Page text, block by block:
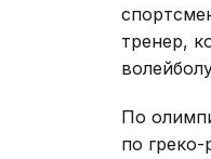
тренер,
По
по